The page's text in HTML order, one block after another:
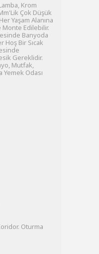
Krom
Çok Düşük
Yaşam Alanına
Monte Edilebilir.
Banyoda
Hoş Bir Sıcak
Gereklidir.
Mutfak,
Yemek Odası
Oturma